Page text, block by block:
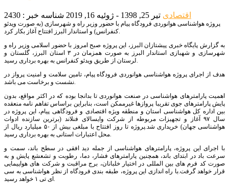
اقتصادی تیر 25, 1398 - ژوئیه 16, 2019 شناسه خبر : 2430
پروژه هواشناسی هوانوردی فرودگاه پیام با حضور وزیر راه و شهرسازی (به صورت ویدئو
کنفرانس) و استاندار البرز افتتاح آغاز بکار کرد.
به گزارش پایگاه خبری پیشتازان البرز، این پروژه صبح امروز با حضور اسلامی وزیر راه و
شهرسازی و شهبازی استاندار البرز به صورت همزمان در ۳ استان البرز، گلستان و
لرستان از طریق ویدئو کنفرانس به بهره برداری رسید.
هدف از اجرای پروژه هواشناسی هوانوردی فرودگاه پیام، تامین سلامت و امنیت پرواز در
نشست و برخاست می باشد.
اهمیت پارامترهای هواشناسی در صنعت هوانوردی تا بدانجا بوده که در اکثر مواقع، بدون
پایش پارامترهای جوی تقریبا پروازها غیرممکن است، بنابراین براساس تفاهم نامه منعقده
بین اداره کل هواشناسی استان و منطقه ویژه اقتصادی و فرودگاهی پیام، این پروژه در
سال ۹۷ آغاز و تجهیزات مربوطه از شرکت وایسالای فنلاند (برترین سازنده ادوات
هواشناسی جهان) خریداری شد.پروژه تا روز افتتاح با مبلغی بیش از ۵۰ میلیارد ریال از
محل اعتبارات استانی به بهره برداری رسید.
با اجرای این پروژه، پارامترهای هواشناسی از جمله دید افقی در سطح باند، سمت و
سرعت باد در ابتدای باند، همچنین پارامترهای فشار، دما، رطوبت و تشعشع پایش و به
صورت کد فرم های بین المللی در اختیار خلبانان، برج مراقبت و شرکت های هواپیمایی
قرار خواهد گرفت.با راه اندازی این پروژه، طبقه بندی فرودگاه از نظر هواشناسی به سی
ای تی ۱ خواهد رسید.